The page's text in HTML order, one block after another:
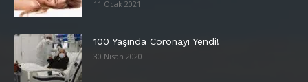
11 Ocak 2021
100 Yaşında Coronayı Yendi!
30 Nisan 2020